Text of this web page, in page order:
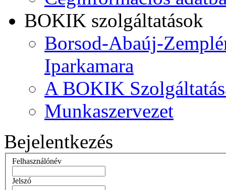
BOKIK szolgáltatások
Borsod-Abaúj-
Iparkamara
A BOKIK
Munkaszervezet
Bejelentkezés
Felhasználónév
Jelszó